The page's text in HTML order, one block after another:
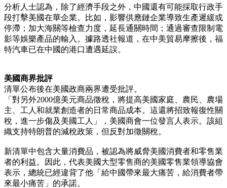
分析人士認為，除了經濟手段之外，中國還有可能採取行政手
段打擊美國在華企業。比如，影響供應鏈企業導致生產遲緩或
停滯；加大海關等檢查力度，延長通關時間；通過審查限制電
影等娛樂產品的輸入。據路透社報道，在中美貿易摩擦後，福
特汽車已在中國的港口遭遇延誤。
美國商界批評
清單公布後在美國政商兩界遭受批評。
「對另外2000億美元商品徵稅，將提高美國家庭、農民、農場
主、工人和就業創造者的日常商品成本。這還將招致報復性關
稅，進一步傷及美國工人」，美國商會一位發言人表示。該組
織支持特朗普的減稅政策，但反對加徵關稅。
新清單中包含大量消費品，被認為將威脅美國消費者和零售業
者的利益。因此，代表美國大型零售商的美國零售業領導協會
表示，總統已經違背了他「給中國帶來最大痛苦，給消費者帶
來最小痛苦」的承諾。